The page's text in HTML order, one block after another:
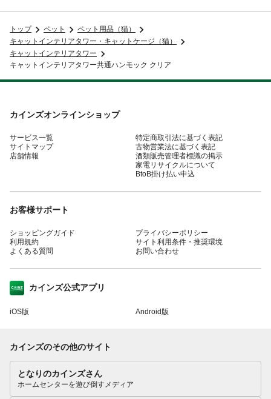
トップ ペット
ペット用品（猫）
キャットインテリアタワー・キャットケージ（猫）
キャットインテリアタワー
キャットインテリアタワー共通ハンモック クリア
カインズオンラインショップ
サービス一覧
サイトマップ
店舗情報
特定商取引法に基づく表記
古物営業法に基づく表記
酒類販売管理者標識の掲示
家電リサイクルについて
BtoB掛け払い申込
お客様サポート
ショッピングガイド
利用規約
よくある質問
プライバシーポリシー
サイト利用条件・推奨環境
お問い合わせ
カインズ公式アプリ
iOS版 Android版
カインズのその他のサイト
となりのカインズさん
ホームセンターを遊び倒すメディア